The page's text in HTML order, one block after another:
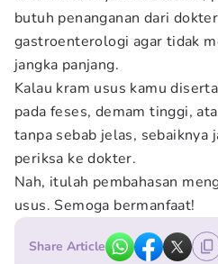
butuh penanganan dari
gastroenterologi agar tidak
jangka panjang.
Kalau kram usus kamu
pada feses, demam tinggi,
tanpa sebab jelas, sebaiknya
periksa ke dokter.
Nah, itulah pembahasan
usus. Semoga bermanfaat!
Share Article